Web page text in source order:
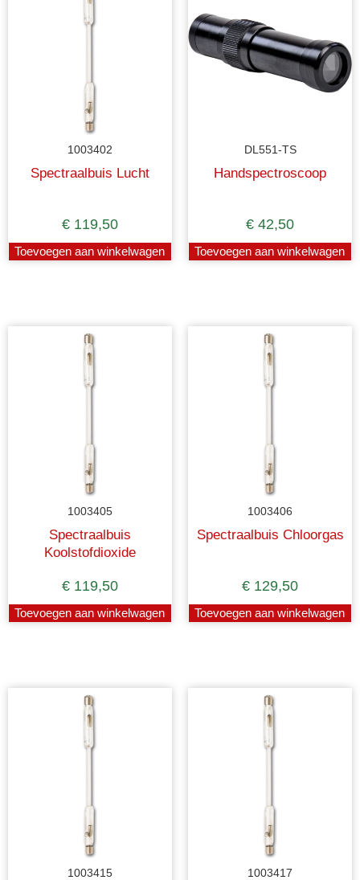
1003402
Spectraalbuis Lucht
€ 119,50
Toevoegen aan winkelwagen
DL551-TS
Handspectroscoop
€ 42,50
Toevoegen aan winkelwagen
1003405
Spectraalbuis
Koolstofdioxide
€ 119,50
Toevoegen aan winkelwagen
1003406
Spectraalbuis Chloorgas
€ 129,50
Toevoegen aan winkelwagen
1003415 1003417